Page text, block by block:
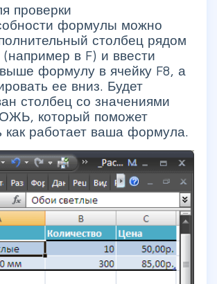
проверки
формулы можно
столбец рядом
в F) и ввести
формулу в ячейку F8, а
ее вниз. Будет
столбец со значениями
который поможет
как работает ваша формула.